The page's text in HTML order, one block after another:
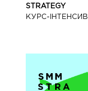
STRATEGY
КУРС-IНТЕНСИВ